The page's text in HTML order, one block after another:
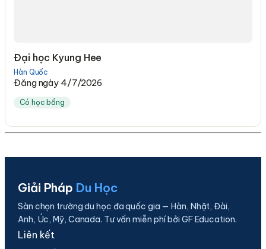
Đại học Kyung Hee
Hàn Quốc
Đăng ngày 4/7/2026
Có học bổng
Giải Pháp Du Học
Sàn chọn trường du học đa quốc gia — Hàn, Nhật, Đài,
Anh, Úc, Mỹ, Canada. Tư vấn miễn phí bởi GF Education.
Liên kết